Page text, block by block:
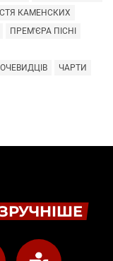
КАМЕНСКИХ
ПРЕМ'ЄРА ПІСНІ
ЧАРТИ